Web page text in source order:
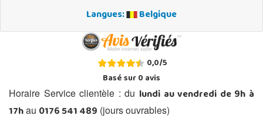
Langues: Belgique
0,0/5
Basé sur0avis
Horaire Service clientèle : du lundi au vendredi de 9h à
17hau 0176 541 489 (jours ouvrables)